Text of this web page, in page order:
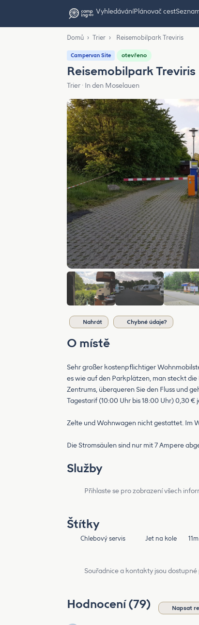
VyhledáváníPlánovač cest
Domů › Trier › Reisemobilpark Treviris
Campervan Site otevřeno
Reisemobilpark Treviris
Trier · In den Moselauen
Nahrát Chybné údaje?
O místě
Sehr großer kostenpflichtiger
es wie auf den Parkplätzen, man steckt
Zentrums, überqueren Sie den Fluss und
Tagestarif (10:00 Uhr bis 18:00 Uhr) 0,30 €
Zelte und Wohnwagen nicht gestattet. Im
Die Stromsäulen sind nur mit 7 Ampere
Služby
Přihlaste se pro zobrazení všech
Štítky
Chlebový servis Jet na kole 11m
Souřadnice a kontakty jsou
Hodnocení (79) Napsat